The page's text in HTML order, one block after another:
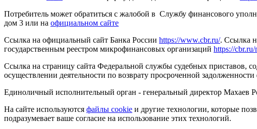
Потребитель может обратиться с жалобой в Службу финансового
дом 3 или на официальном сайте
Ссылка на официальный сайт Банка России https://www.cbr.ru/. Ссылка
государственным реестром микрофинансовых организаций https://
Ссылка на страницу сайта Федеральной службы судебных приставов,
осуществлении деятельности по возврату просроченной
Единоличный исполнительный орган - генеральный директор Махаев
На сайте используются файлы cookie и другие технологии, которые
подразумевает ваше согласие на использование этих технологий.